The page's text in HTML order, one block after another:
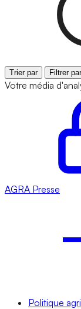
Trier par Filtrer
Votre média
AGRA Presse
Politique